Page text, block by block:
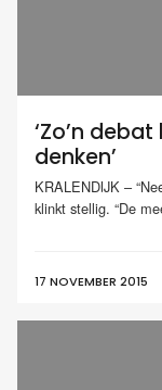
‘Zo’n
denken’
KRALENDIJK –
klinkt stellig. “De
17 NOVEMBER 2015